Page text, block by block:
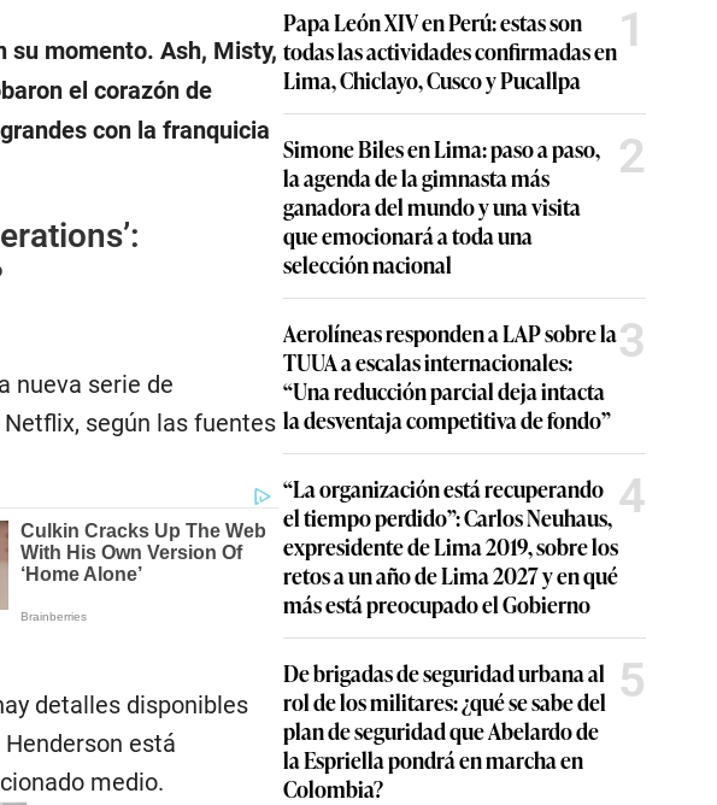
su momento. Ash, Misty,
el corazón de
con la franquicia
nueva serie de
según las fuentes
detalles disponibles
está
medio.
Papa León XIV en Perú: estas son
todas las actividades confirmadas en
Lima, Chiclayo, Cusco y Pucallpa
1
Simone Biles en Lima: paso a paso,
la agenda de la gimnasta más
ganadora del mundo y una visita
que emocionará a toda una
selección nacional
2
Aerolíneas responden a LAP sobre la
TUUA a escalas internacionales:
“Una reducción parcial deja intacta
la desventaja competitiva de fondo”
3
“La organización está recuperando
el tiempo perdido”: Carlos Neuhaus,
expresidente de Lima 2019, sobre los
retos a un año de Lima 2027 y en qué
más está preocupado el Gobierno
4
De brigadas de seguridad urbana al
rol de los militares: ¿qué se sabe del
plan de seguridad que Abelardo de
la Espriella pondrá en marcha en
Colombia?
5